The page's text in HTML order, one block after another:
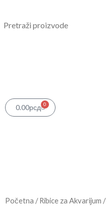
0.00рсд 0
Cart
Početna /Ribice za Akvarijum /